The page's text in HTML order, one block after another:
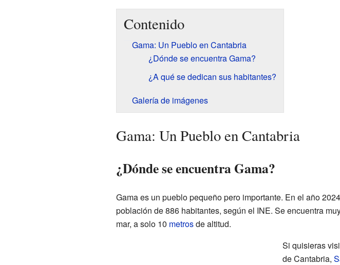
Contenido
Gama: Un Pueblo en Cantabria
¿Dónde se encuentra Gama?
¿A qué se dedican sus habitantes?
Galería de imágenes
Gama: Un Pueblo en Cantabria
¿Dónde se encuentra Gama?
Gama es un pueblo pequeño pero importante. En el año
población de 886 habitantes, según el INE. Se encuentra
mar, a solo 10 metrosde altitud.
Si quisieras
de Cantabria,